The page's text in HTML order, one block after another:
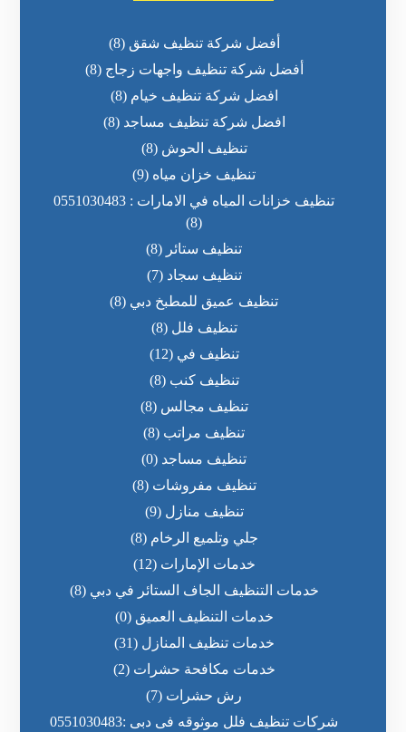
أفضل شركة تنظيف شقق (8)
أفضل شركة تنظيف واجهات زجاج (8)
افضل شركة تنظيف خيام (8)
افضل شركة تنظيف مساجد (8)
تنظيف الحوش (8)
تنظيف خزان مياه (9)
تنظيف خزانات المياه في الامارات : 0551030483
(8)
تنظيف ستائر (8)
تنظيف سجاد (7)
تنظيف عميق للمطبخ دبي (8)
تنظيف فلل (8)
تنظيف في (12)
تنظيف كنب (8)
تنظيف مجالس (8)
تنظيف مراتب (8)
تنظيف مساجد (0)
تنظيف مفروشات (8)
تنظيف منازل (9)
جلي وتلميع الرخام (8)
خدمات الإمارات (12)
خدمات التنظيف الجاف الستائر في دبي (8)
خدمات التنظيف العميق (0)
خدمات تنظيف المنازل (31)
خدمات مكافحة حشرات (2)
رش حشرات (7)
شركات تنظيف فلل موثوقه فى دبى :0551030483